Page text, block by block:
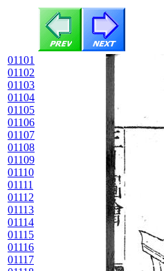
01101
01102
01103
01104
01105
01106
01107
01108
01109
01110
01111
01112
01113
01114
01115
01116
01117